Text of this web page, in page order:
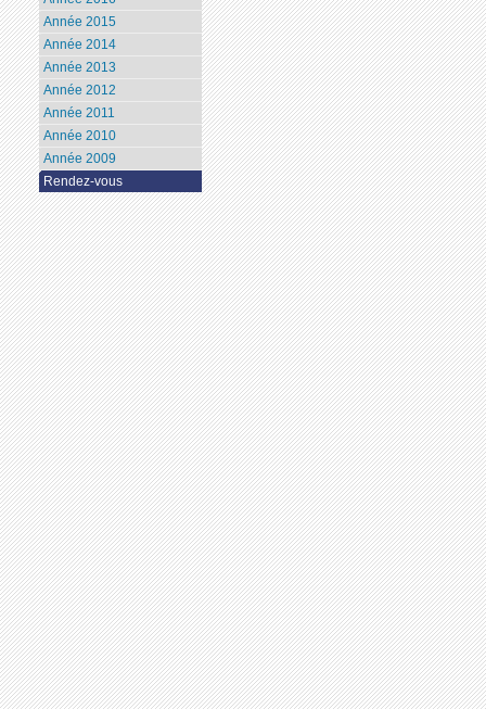
Année 2015
Année 2014
Année 2013
Année 2012
Année 2011
Année 2010
Année 2009
Rendez-vous